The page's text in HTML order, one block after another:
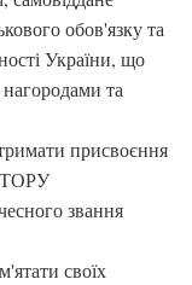
обов'язку та
України, що
та
присвоєння
звання
своїх